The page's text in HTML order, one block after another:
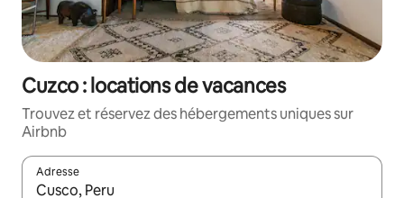
Cuzco : locations de vacances
Trouvez et réservez des hébergements uniques sur
Airbnb
Adresse
Lorsque les résultats s'affichent, utilisez les flèches vers le